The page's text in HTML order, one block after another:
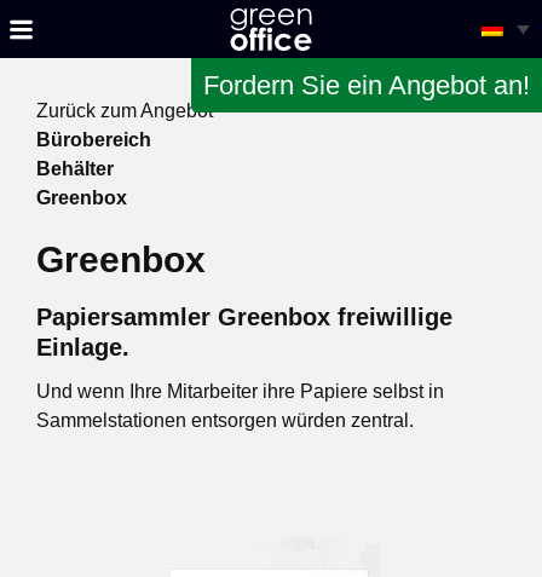
Fordern Sie ein Angebot an!
Zurück zum Angebot
Bürobereich
Behälter
Greenbox
Greenbox
Papiersammler Greenbox freiwillige
Einlage.
Und wenn Ihre Mitarbeiter ihre Papiere selbst in
Sammelstationen entsorgen würden zentral.